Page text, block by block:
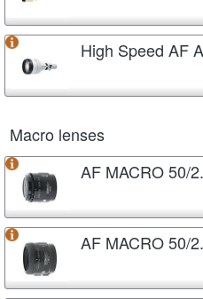
High Speed AF
Macro lenses
AF MACRO 50/
AF MACRO 50/